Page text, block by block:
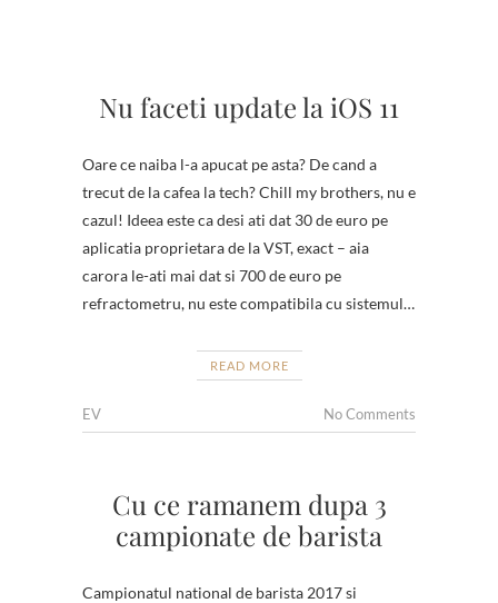
Nu faceti update la iOS 11
Oare ce naiba l-a apucat pe asta? De cand a
trecut de la cafea la tech? Chill my brothers, nu e
cazul! Ideea este ca desi ati dat 30 de euro pe
aplicatia proprietara de la VST, exact – aia
carora le-ati mai dat si 700 de euro pe
refractometru, nu este compatibila cu sistemul…
READ MORE
EV No Comments
Cu ce ramanem dupa 3
campionate de barista
Campionatul national de barista 2017 si